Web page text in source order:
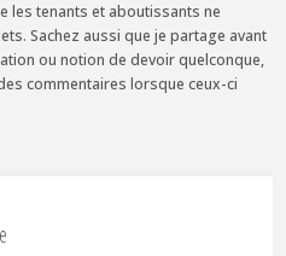
les tenants et aboutissants ne
Sachez aussi que je partage avant
ou notion de devoir quelconque,
commentaires lorsque ceux-ci